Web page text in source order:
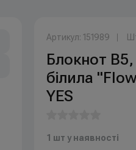
Артикул: 151989
Блокнот В5,
білила
YES
1 шт у наявності